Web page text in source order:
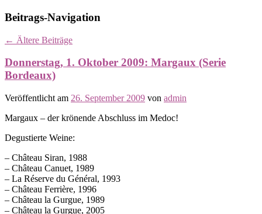
Beitrags-Navigation
← Ältere Beiträge
Donnerstag, 1. Oktober 2009: Margaux (Serie
Bordeaux)
Veröffentlicht am 26. September 2009 von admin
Margaux – der krönende Abschluss im Medoc!
Degustierte Weine:
– Château Siran, 1988
– Château Canuet, 1989
– La Réserve du Général, 1993
– Château Ferrière, 1996
– Château la Gurgue, 1989
– Château la Gurgue, 2005